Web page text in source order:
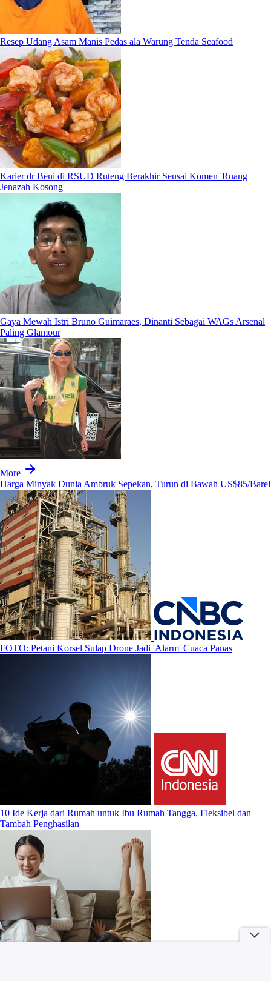
Resep Udang Asam Manis Pedas ala Warung Tenda Seafood
Karier dr Beni di RSUD Ruteng Berakhir Seusai Komen 'Ruang
Jenazah Kosong'
Gaya Mewah Istri Bruno Guimaraes, Dinanti Sebagai WAGs Arsenal
Paling Glamour
More
Harga Minyak Dunia Ambruk Sepekan, Turun di Bawah US$85/Barel
FOTO: Petani Korsel Sulap Drone Jadi 'Alarm' Cuaca Panas
10 Ide Kerja dari Rumah untuk Ibu Rumah Tangga, Fleksibel dan
Tambah Penghasilan